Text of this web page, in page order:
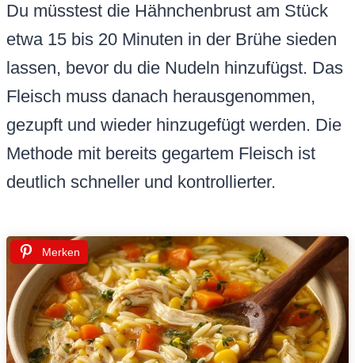
Du müsstest die Hähnchenbrust am Stück
etwa 15 bis 20 Minuten in der Brühe sieden
lassen, bevor du die Nudeln hinzufügst. Das
Fleisch muss danach herausgenommen,
gezupft und wieder hinzugefügt werden. Die
Methode mit bereits gegartem Fleisch ist
deutlich schneller und kontrollierter.
Merken